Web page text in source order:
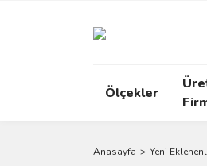
Ölçekler
Anasayfa Yeni